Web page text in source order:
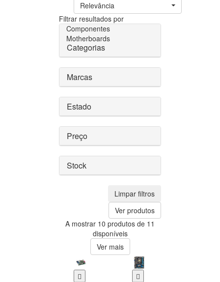
Relevância
Filtrar resultados por
Componentes
Motherboards
Categorias
Marcas
Estado
Preço
Stock
Limpar filtros
Ver produtos
A mostrar 10 produtos de 11
disponíveis
Ver mais